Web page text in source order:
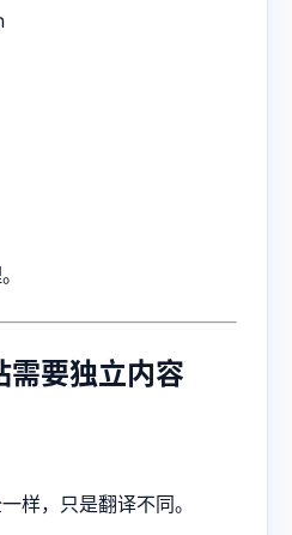
需要独立内容
样，只是翻译不同。